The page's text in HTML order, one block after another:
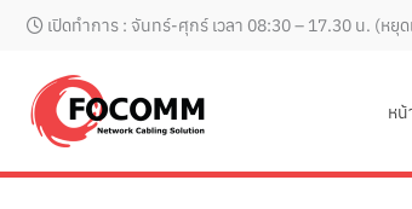
Skip
content
เปิดทำการ : จันทร์-ศุกร์ เวลา 08:30 – 17.30 น. (หยุ
หน้